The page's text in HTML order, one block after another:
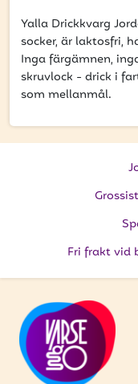
Ange din e-
nyheter och
E-postadress
Yalla Drickkvarg
socker, är laktosfri,
Inga färgämnen,
skruvlock - drick i
som mellanmål.
Fri frakt vid